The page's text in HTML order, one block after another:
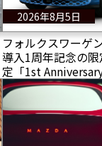
2026年8月5日
フォルクスワーゲ
導入1周年記念の
定「1st
や装備を紹介